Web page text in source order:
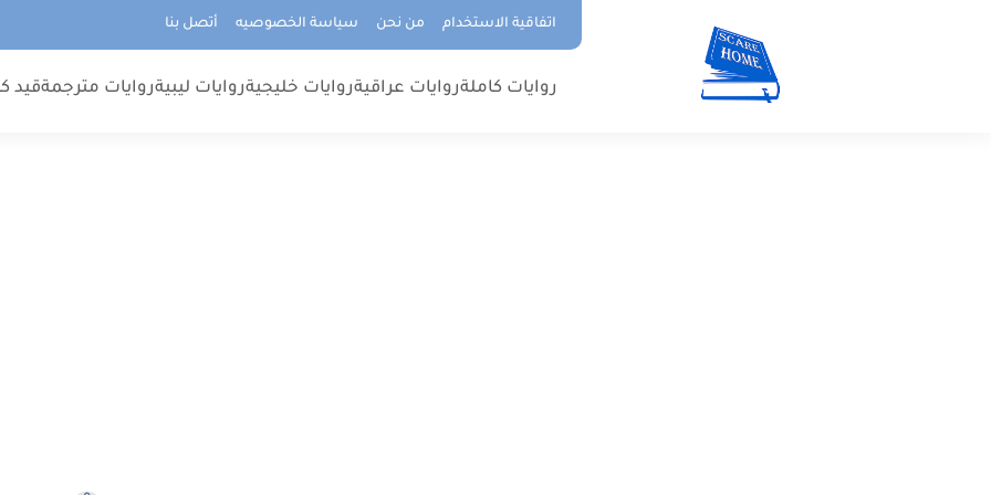
اتفاقية الاستخدام من نحن سياسة الخصوصيه أتصل بنا
روايات كاملةروايات عراقيةروايات خليجيةروايات ليبيةروايات مترجمةقيد